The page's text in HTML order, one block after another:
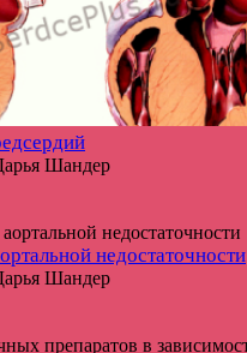
Шандер
недостаточности
Шандер